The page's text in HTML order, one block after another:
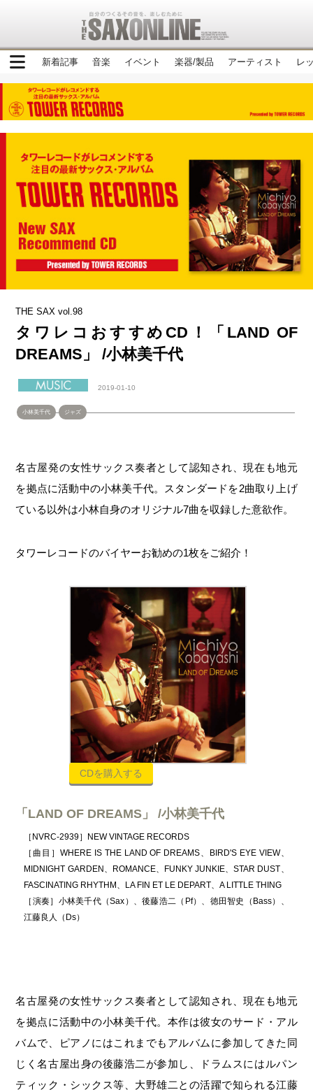
新着記事 音楽 イベント 楽器/製品 アーティスト レ
THE SAX vol.98
タワレコおすすめCD！「LAND OF
DREAMS」 /小林美千代
2019-01-10
小林美千代 ジャズ
名古屋発の女性サックス奏者として認知され、現在も地元
を拠点に活動中の小林美千代。スタンダードを2曲取り上げ
ている以外は小林自身のオリジナル7曲を収録した意欲作。
タワーレコードのバイヤーお勧めの1枚をご紹介！
CDを購入する
「LAND OF DREAMS」 /小林美千代
［NVRC-2939］NEW VINTAGE RECORDS
［曲目］WHERE IS THE LAND OF DREAMS、BIRD'S EYE VIEW、
MIDNIGHT GARDEN、ROMANCE、FUNKY JUNKIE、STAR DUST、
FASCINATING RHYTHM、LA FIN ET LE DEPART、A LITTLE THING
［演奏］小林美千代（Sax）、後藤浩二（Pf）、徳田智史（Bass）、
江藤良人（Ds）
名古屋発の女性サックス奏者として認知され、現在も地元
を拠点に活動中の小林美千代。本作は彼女のサード・アル
バムで、ピアノにはこれまでもアルバムに参加してきた同
じく名古屋出身の後藤浩二が参加し、ドラムスにはルパン
ティック・シックス等、大野雄二との活躍で知られる江藤